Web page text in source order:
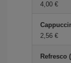
4,00 €
2,56 €
Refresco